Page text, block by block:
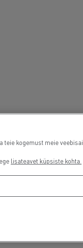
teie kogemust meie
lisateavet küpsiste kohta.